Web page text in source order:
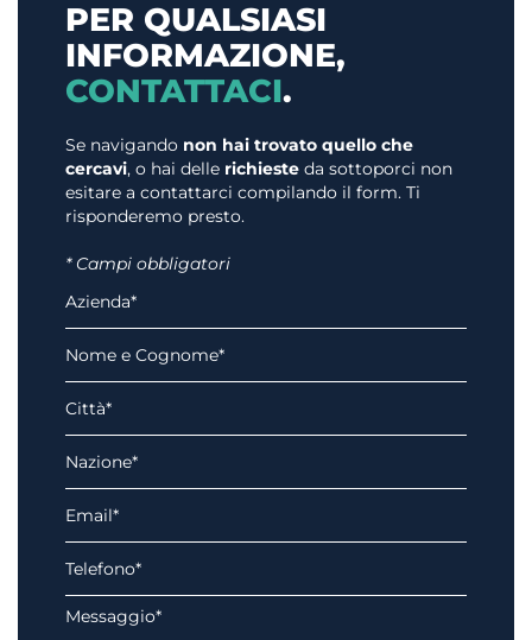
PER QUALSIASI
INFORMAZIONE,
CONTATTACI.
Se navigando non hai trovato quello che
cercavi, o hai delle richieste da sottoporci non
esitare a contattarci compilando il form. Ti
risponderemo presto.
* Campi obbligatori